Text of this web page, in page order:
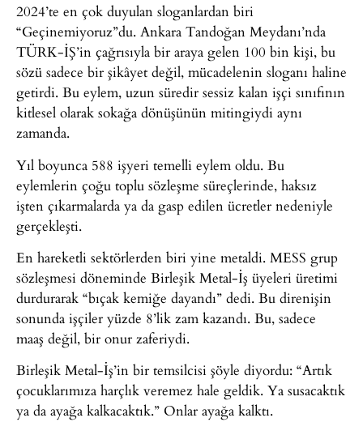
2024’te en çok duyulan sloganlardan biri
“Geçinemiyoruz”du. Ankara Tandoğan Meydanı’nda
TÜRK-İŞ’in çağrısıyla bir araya gelen 100 bin kişi, bu
sözü sadece bir şikâyet değil, mücadelenin sloganı haline
getirdi. Bu eylem, uzun süredir sessiz kalan işçi sınıfının
kitlesel olarak sokağa dönüşünün mitingiydi aynı
zamanda.
Yıl boyunca 588 işyeri temelli eylem oldu. Bu
eylemlerin çoğu toplu sözleşme süreçlerinde, haksız
işten çıkarmalarda ya da gasp edilen ücretler nedeniyle
gerçekleşti.
En hareketli sektörlerden biri yine metaldi. MESS grup
sözleşmesi döneminde Birleşik Metal-İş üyeleri üretimi
durdurarak “bıçak kemiğe dayandı” dedi. Bu direnişin
sonunda işçiler yüzde 8’lik zam kazandı. Bu, sadece
maaş değil, bir onur zaferiydi.
Birleşik Metal-İş’in bir temsilcisi şöyle diyordu: “Artık
çocuklarımıza harçlık veremez hale geldik. Ya susacaktık
ya da ayağa kalkacaktık.” Onlar ayağa kalktı.